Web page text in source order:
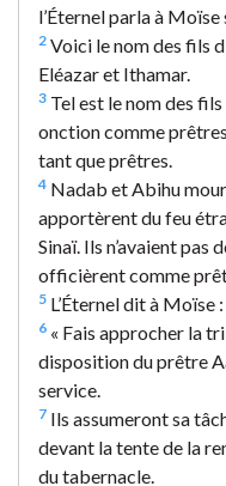
l’Éternel parla à Moïse
2 Voici le nom des fils
Eléazar et Ithamar.
3 Tel est le nom des
onction comme
tant que prêtres.
4 Nadab et Abihu
apportèrent du feu
Sinaï. Ils n’avaient pas
officièrent comme
5 L’Éternel dit à Moïse :
6 « Fais approcher la
disposition du prêtre
service.
7 Ils assumeront sa
devant la tente de la
du tabernacle.